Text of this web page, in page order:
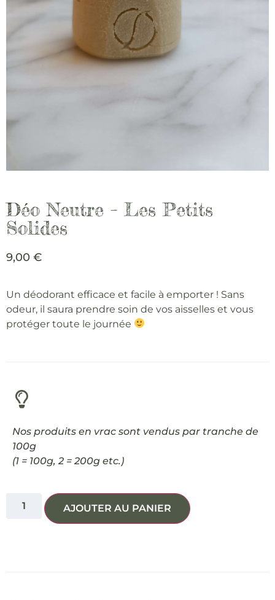
Déo Neutre – Les Petits
Solides
9,00 €
Un déodorant efficace et facile à emporter ! Sans
odeur, il saura prendre soin de vos aisselles et vous
protéger toute le journée
Nos produits en vrac sont vendus par tranche de
100g
(1 = 100g, 2 = 200g etc.)
AJOUTER AU PANIER